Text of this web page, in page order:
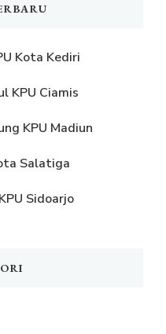
Kota Kediri
KPU Ciamis
KPU Madiun
Salatiga
Sidoarjo